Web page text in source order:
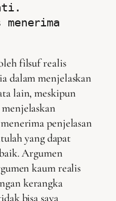
filsuf realis
dalam menjelaskan
lain, meskipun
menjelaskan
penjelasan
yang dapat
Argumen
kaum realis
kerangka
bisa saya